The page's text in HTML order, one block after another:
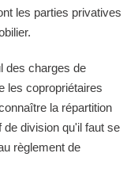
les parties privatives
des charges de
les copropriétaires
la répartition
division qu'il faut se
règlement de